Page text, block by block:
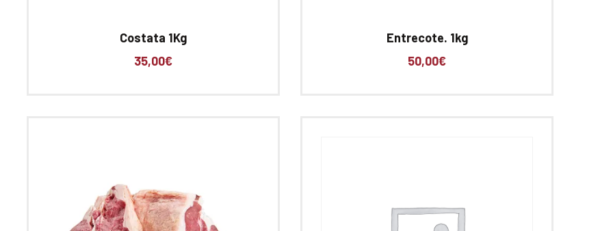
Costata 1Kg
35,00€
Entrecote. 1kg
50,00€